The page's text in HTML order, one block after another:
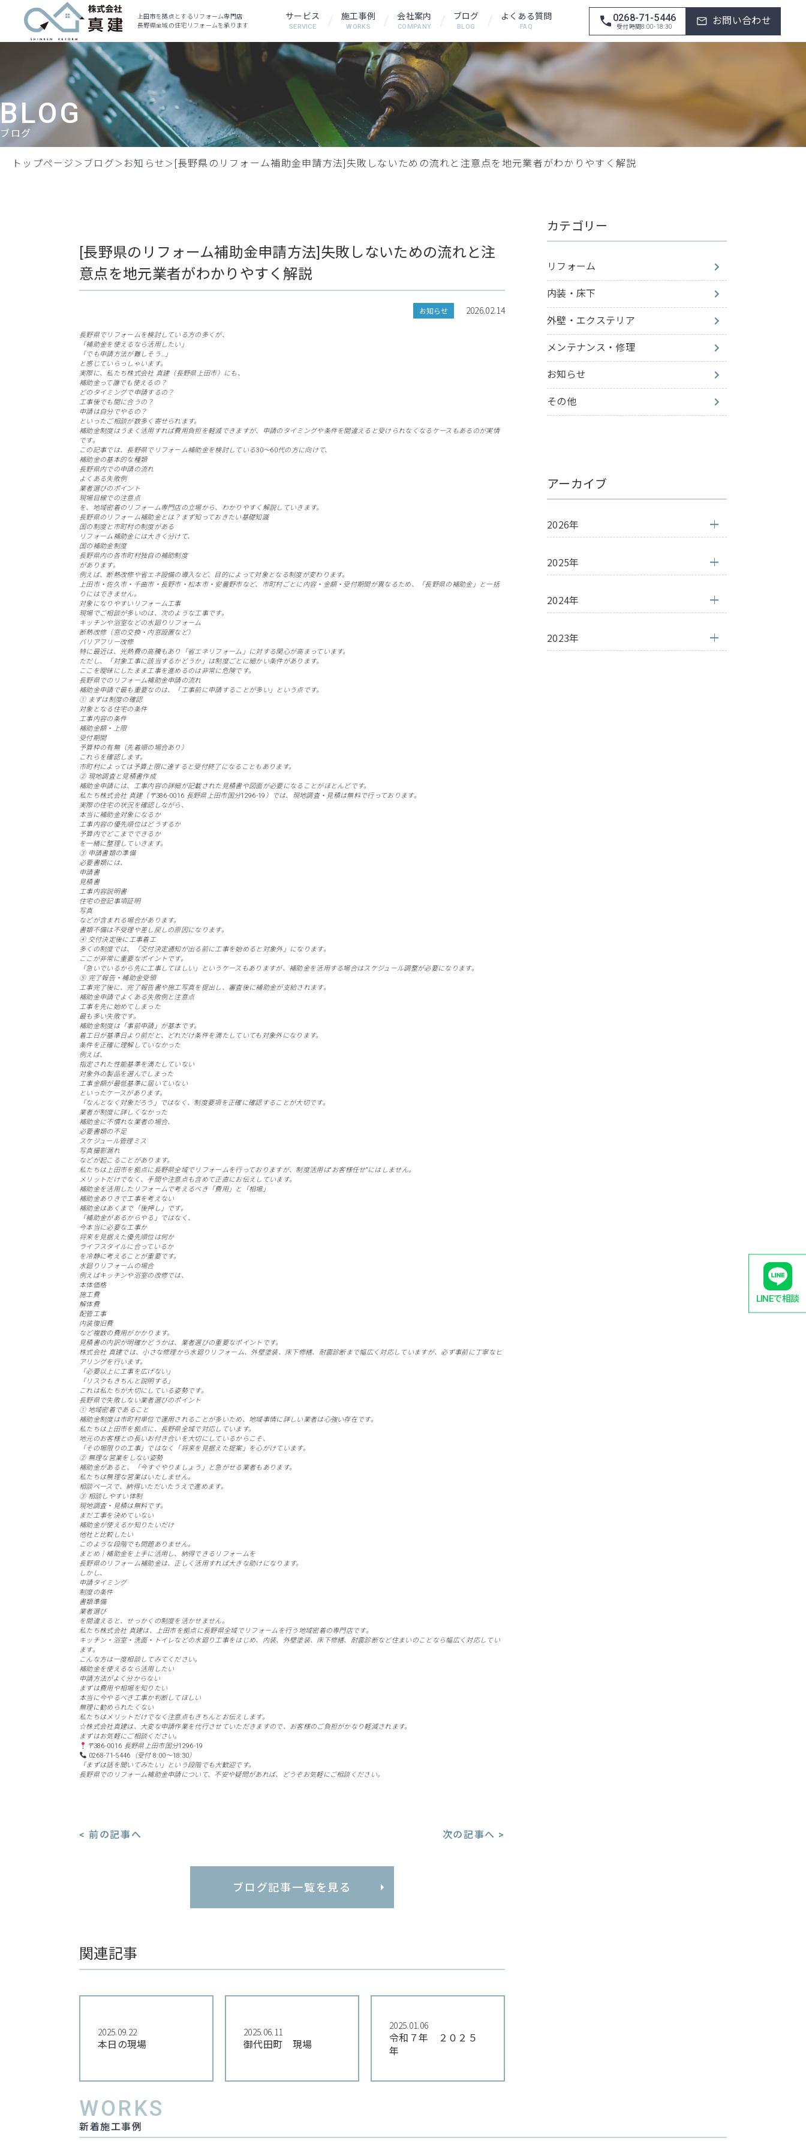
上田市を拠点とするリフォーム専門店
長野県全域の住宅リフォームを承ります
サービス
SERVICE
施工事例
WORKS
会社案内
COMPANY
ブログ
BLOG
よくある質問
FAQ
0268-71-5446
受付時間8:00-18:30 お問い合わせ
BLOG
ブログ
トップページ ブログ お知らせ [長野県のリフォーム補助金申請方法]失敗しないための流れと注意点を地元業者がわかりやすく解説
[長野県のリフォーム補助金申請方法]失敗しないための流れと注
意点を地元業者がわかりやすく解説
お知らせ 2026.02.14
長野県でリフォームを検討している方の多くが、
「補助金を使えるなら活用したい」
「でも申請方法が難しそう…」
と感じていらっしゃいます。
実際に、私たち株式会社 真建（長野県上田市）にも、
補助金って誰でも使えるの？
どのタイミングで申請するの？
工事後でも間に合うの？
申請は自分でやるの？
といったご相談が数多く寄せられます。
補助金制度はうまく活用すれば費用負担を軽減できますが、申請のタイミングや条件を間違えると受けられなくなるケースもあるのが実情
です。
この記事では、長野県でリフォーム補助金を検討している30〜60代の方に向けて、
補助金の基本的な種類
長野県内での申請の流れ
よくある失敗例
業者選びのポイント
現場目線での注意点
を、地域密着のリフォーム専門店の立場から、わかりやすく解説していきます。
長野県のリフォーム補助金とは？まず知っておきたい基礎知識
国の制度と市町村の制度がある
リフォーム補助金には大きく分けて、
国の補助金制度
長野県内の各市町村独自の補助制度
があります。
例えば、断熱改修や省エネ設備の導入など、目的によって対象となる制度が変わります。
上田市・佐久市・千曲市・長野市・松本市・安曇野市など、市町村ごとに内容・金額・受付期間が異なるため、「長野県の補助金」と一括
りにはできません。
対象になりやすいリフォーム工事
現場でご相談が多いのは、次のような工事です。
キッチンや浴室などの水廻りリフォーム
断熱改修（窓の交換・内窓設置など）
バリアフリー改修
特に最近は、光熱費の高騰もあり「省エネリフォーム」に対する関心が高まっています。
ただし、「対象工事に該当するかどうか」は制度ごとに細かい条件があります。
ここを曖昧にしたまま工事を進めるのは非常に危険です。
長野県でのリフォーム補助金申請の流れ
補助金申請で最も重要なのは、「工事前に申請することが多い」という点です。
① まずは制度の確認
対象となる住宅の条件
工事内容の条件
補助金額・上限
受付期間
予算枠の有無（先着順の場合あり）
これらを確認します。
市町村によっては予算上限に達すると受付終了になることもあります。
② 現地調査と見積書作成
補助金申請には、工事内容の詳細が記載された見積書や図面が必要になることがほとんどです。
私たち株式会社 真建（〒386-0016 長野県上田市国分1296-19）では、現地調査・見積は無料で行っております。
実際の住宅の状況を確認しながら、
本当に補助金対象になるか
工事内容の優先順位はどうするか
予算内でどこまでできるか
を一緒に整理していきます。
③ 申請書類の準備
必要書類には、
申請書
見積書
工事内容説明書
住宅の登記事項証明
写真
などが含まれる場合があります。
書類不備は不受理や差し戻しの原因になります。
④ 交付決定後に工事着工
多くの制度では、「交付決定通知が出る前に工事を始めると対象外」になります。
ここが非常に重要なポイントです。
「急いでいるから先に工事してほしい」というケースもありますが、補助金を活用する場合はスケジュール調整が必要になります。
⑤ 完了報告・補助金受領
工事完了後に、完了報告書や施工写真を提出し、審査後に補助金が支給されます。
補助金申請でよくある失敗例と注意点
工事を先に始めてしまった
最も多い失敗です。
補助金制度は「事前申請」が基本です。
着工日が基準日より前だと、どれだけ条件を満たしていても対象外になります。
条件を正確に理解していなかった
例えば、
指定された性能基準を満たしていない
対象外の製品を選んでしまった
工事金額が最低基準に届いていない
といったケースがあります。
「なんとなく対象だろう」ではなく、制度要項を正確に確認することが大切です。
業者が制度に詳しくなかった
補助金に不慣れな業者の場合、
必要書類の不足
スケジュール管理ミス
写真撮影漏れ
などが起こることがあります。
私たちは上田市を拠点に長野県全域でリフォームを行っておりますが、制度活用は“お客様任せ”にはしません。
メリットだけでなく、手間や注意点も含めて正直にお伝えしています。
補助金を活用したリフォームで考えるべき「費用」と「相場」
補助金ありきで工事を考えない
補助金はあくまで「後押し」です。
「補助金があるからやる」ではなく、
今本当に必要な工事か
将来を見据えた優先順位は何か
ライフスタイルに合っているか
を冷静に考えることが重要です。
水廻りリフォームの場合
例えばキッチンや浴室の改修では、
本体価格
施工費
解体費
配管工事
内装復旧費
など複数の費用がかかります。
見積書の内訳が明確かどうかは、業者選びの重要なポイントです。
株式会社 真建では、小さな修理から水廻りリフォーム、外壁塗装、床下修繕、耐震診断まで幅広く対応していますが、必ず事前に丁寧なヒ
アリングを行います。
「必要以上に工事を広げない」
「リスクもきちんと説明する」
これは私たちが大切にしている姿勢です。
長野県で失敗しない業者選びのポイント
① 地域密着であること
補助金制度は市町村単位で運用されることが多いため、地域事情に詳しい業者は心強い存在です。
私たちは上田市を拠点に、長野県全域で対応しています。
地元のお客様との長いお付き合いを大切にしているからこそ、
「その場限りの工事」ではなく「将来を見据えた提案」を心がけています。
② 無理な営業をしない姿勢
補助金があると、「今すぐやりましょう」と急がせる業者もあります。
私たちは無理な営業はいたしません。
相談ベースで、納得いただいたうえで進めます。
③ 相談しやすい体制
現地調査・見積は無料です。
まだ工事を決めていない
補助金が使えるか知りたいだけ
他社と比較したい
このような段階でも問題ありません。
まとめ｜補助金を上手に活用し、納得できるリフォームを
長野県のリフォーム補助金は、正しく活用すれば大きな助けになります。
しかし、
申請タイミング
制度の条件
書類準備
業者選び
を間違えると、せっかくの制度を活かせません。
私たち株式会社 真建は、上田市を拠点に長野県全域でリフォームを行う地域密着の専門店です。
キッチン・浴室・洗面・トイレなどの水廻り工事をはじめ、内装、外壁塗装、床下修繕、耐震診断など住まいのことなら幅広く対応してい
ます。
こんな方は一度相談してみてください。
補助金を使えるなら活用したい
申請方法がよく分からない
まずは費用や相場を知りたい
本当に今やるべき工事か判断してほしい
無理に勧められたくない
私たちはメリットだけでなく注意点もきちんとお伝えします。
☆株式会社真建は、大変な申請作業を代行させていただきますので、お客様のご負担がかなり軽減されます。
まずはお気軽にご相談ください。
〒386-0016 長野県上田市国分1296-19
0268-71-5446（受付 8:00〜18:30）
「まずは話を聞いてみたい」という段階でも大歓迎です。
長野県でのリフォーム補助金申請について、不安や疑問があれば、どうぞお気軽にご相談ください。
< 前の記事へ 次の記事へ >
ブログ記事一覧を見る
関連記事
2025.09.22
本日の現場
2025.06.11
御代田町 現場
2025.01.06
令和７年 ２０２５
年
カテゴリー
リフォーム
内装・床下
外壁・エクステリア
メンテナンス・修理
お知らせ
その他
アーカイブ
2026年
2025年
2024年
2023年
WORKS
新着施工事例
LINEで相談